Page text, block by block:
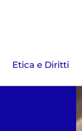
Etica e Diritti